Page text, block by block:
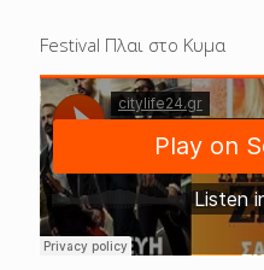
Festival Πλαι στο Κυμα